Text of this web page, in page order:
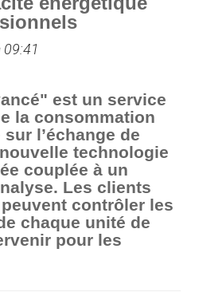
est un service
la consommation
l’échange de
technologie
couplée à un
Les clients
peuvent contrôler les
chaque unité de
pour les